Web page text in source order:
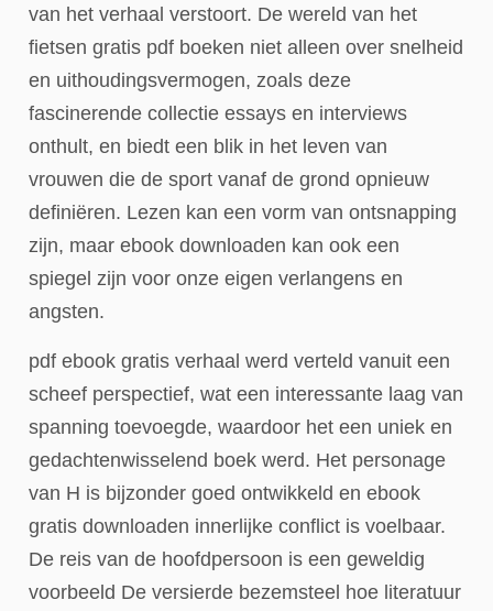
van het verhaal verstoort. De wereld van het
fietsen gratis pdf boeken niet alleen over snelheid
en uithoudingsvermogen, zoals deze
fascinerende collectie essays en interviews
onthult, en biedt een blik in het leven van
vrouwen die de sport vanaf de grond opnieuw
definiëren. Lezen kan een vorm van ontsnapping
zijn, maar ebook downloaden kan ook een
spiegel zijn voor onze eigen verlangens en
angsten.
pdf ebook gratis verhaal werd verteld vanuit een
scheef perspectief, wat een interessante laag van
spanning toevoegde, waardoor het een uniek en
gedachtenwisselend boek werd. Het personage
van H is bijzonder goed ontwikkeld en ebook
gratis downloaden innerlijke conflict is voelbaar.
De reis van de hoofdpersoon is een geweldig
voorbeeld De versierde bezemsteel hoe literatuur